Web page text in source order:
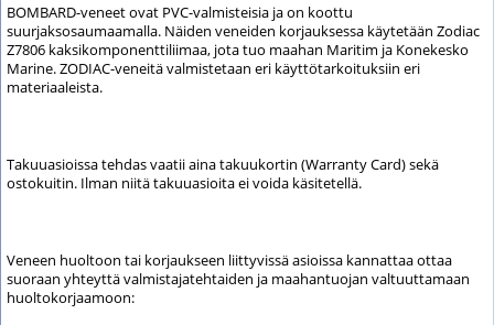
BOMBARD-veneet ovat PVC-valmisteisia ja on koottu
suurjaksosaumaamalla. Näiden veneiden korjauksessa käytetään Zodiac
Z7806 kaksikomponenttiliimaa, jota tuo maahan Maritim ja Konekesko
Marine. ZODIAC-veneitä valmistetaan eri käyttötarkoituksiin eri
materiaaleista.
Takuuasioissa tehdas vaatii aina takuukortin (Warranty Card) sekä
ostokuitin. Ilman niitä takuuasioita ei voida käsitetellä.
Veneen huoltoon tai korjaukseen liittyvissä asioissa kannattaa ottaa
suoraan yhteyttä valmistajatehtaiden ja maahantuojan valtuuttamaan
huoltokorjaamoon: